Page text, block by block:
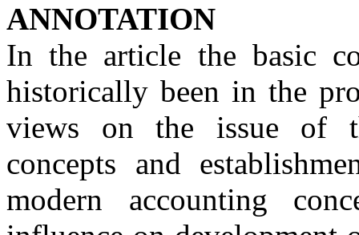
АNNOTATION
In the article the basic
historically been in the
views on the issue of
concepts and
modern accounting